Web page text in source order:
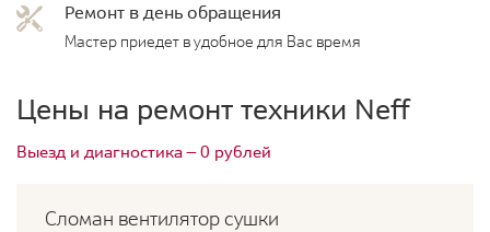
Ремонт в день обращения
Мастер приедет в удобное для Вас время
Цены на ремонт техники Neff
Выезд и диагностика — 0 рублей
Сломан вентилятор сушки